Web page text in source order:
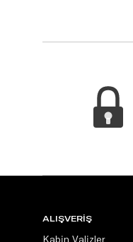
ALIŞVERİŞ
Kabin Valizler